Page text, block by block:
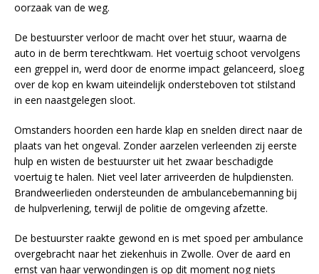
oorzaak van de weg.
De bestuurster verloor de macht over het stuur, waarna de
auto in de berm terechtkwam. Het voertuig schoot vervolgens
een greppel in, werd door de enorme impact gelanceerd, sloeg
over de kop en kwam uiteindelijk ondersteboven tot stilstand
in een naastgelegen sloot.
Omstanders hoorden een harde klap en snelden direct naar de
plaats van het ongeval. Zonder aarzelen verleenden zij eerste
hulp en wisten de bestuurster uit het zwaar beschadigde
voertuig te halen. Niet veel later arriveerden de hulpdiensten.
Brandweerlieden ondersteunden de ambulancebemanning bij
de hulpverlening, terwijl de politie de omgeving afzette.
De bestuurster raakte gewond en is met spoed per ambulance
overgebracht naar het ziekenhuis in Zwolle. Over de aard en
ernst van haar verwondingen is op dit moment nog niets